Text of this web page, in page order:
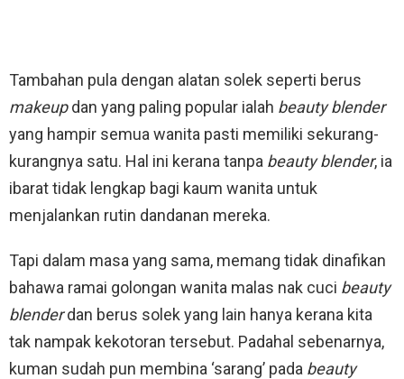
Tambahan pula dengan alatan solek seperti berus
makeupdan yang paling popular ialah beauty blender
yang hampir semua wanita pasti memiliki sekurang-
kurangnya satu. Hal ini kerana tanpa beauty blender, ia
ibarat tidak lengkap bagi kaum wanita untuk
menjalankan rutin dandanan mereka.
Tapi dalam masa yang sama, memang tidak dinafikan
bahawa ramai golongan wanita malas nak cuci beauty
blenderdan berus solek yang lain hanya kerana kita
tak nampak kekotoran tersebut. Padahal sebenarnya,
kuman sudah pun membina ‘sarang’ pada beauty